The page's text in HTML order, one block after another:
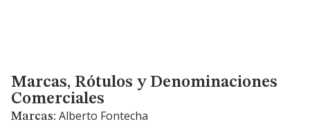
Marcas, Rótulos y Denominaciones Comerciales
Marcas, Rótulos y Denominaciones
Comerciales
Marcas: Alberto Fontecha